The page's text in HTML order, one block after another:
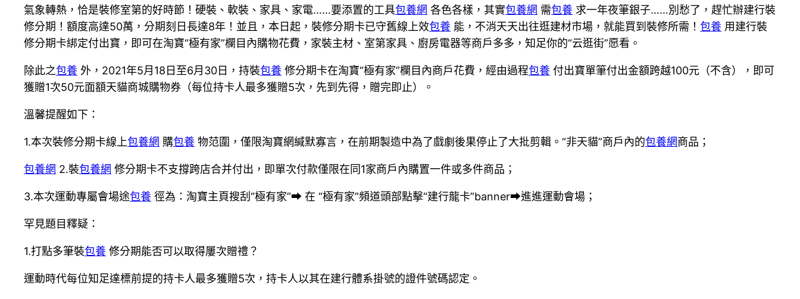
氣象轉熱，恰是裝修室第的好時節！硬裝、軟裝、家具、家電……要添置的工具包養網 各色各樣，其實包養網 需包養 求一年夜筆銀子……別愁了，趕忙辦建行裝
修分期！額度高達50萬，分期刻日長達8年！並且，本日起，裝修分期卡已守舊線上效包養 能，不消天天出往逛建材市場，就能買到裝修所需！ 包養 用建行裝
修分期卡綁定付出寶，即可在淘寶“極有家”欄目內購物花費，家裝主材、室第家具、廚房電器等商戶多多，知足你的“云逛街”愿看。
除此之包養 外，2021年5月18日至6月30日，持裝包養 修分期卡在淘寶“極有家”欄目內商戶花費，經由過程包養 付出寶單筆付出金額跨越100元（不含），即可
獲贈1次50元面額天貓商城購物券（每位持卡人最多獲贈5次，先到先得，贈完即止）。
溫馨提醒如下：
1.本次裝修分期卡線上包養網 購包養 物范圍，僅限淘寶網緘默寡言，在前期製造中為了戲劇後果停止了大批剪輯。“非天貓”商戶內的包養網商品；
包養網 2.裝包養網 修分期卡不支撐跨店合并付出，即單次付款僅限在同1家商戶內購置一件或多件商品；
3.本次運動專屬會場途包養 徑為：淘寶主頁搜刮“極有家”➡ 在 “極有家”頻道頭部點擊“建行龍卡”banner➡進進運動會場；
罕見題目釋疑：
1.打點多筆裝包養 修分期能否可以取得屢次贈禮？
運動時代每位知足達標前提的持卡人最多獲贈5次，持卡人以其在建行體系掛號的證件號碼認定。